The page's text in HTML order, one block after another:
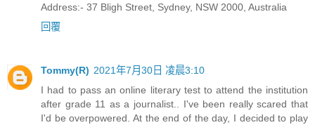
Address:- 37 Bligh Street, Sydney, NSW 2000, Australia
回覆
Tommy(R) 2021年7月30日 凌晨3:10
I had to pass an online literary test to attend the institution
after grade 11 as a journalist.. I've been really scared that
I'd be overpowered. At the end of the day, I decided to play